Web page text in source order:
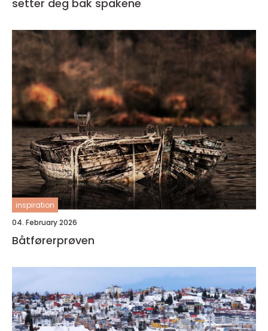
setter deg bak spakene
inspiration
04. February 2026
Båtførerprøven